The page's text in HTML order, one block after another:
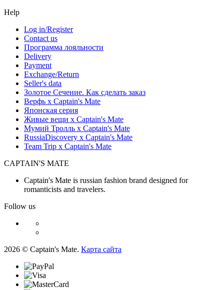
Help
Log in/Register
Contact us
Программа лояльности
Delivery
Payment
Exchange/Return
Seller's data
Золотое Сечение. Как сделать заказ
Верфь х Captain's Mate
Японская серия
Живые вещи х Captain's Mate
Мумий Тролль х Сaptain's Mate
RussiaDiscovery x Captain's Mate
Team Trip x Captain's Mate
CAPTAIN'S MATE
Captain's Mate is russian fashion brand designed for
romanticists and travelers.
Follow us
2026 © Captain's Mate. Карта сайта